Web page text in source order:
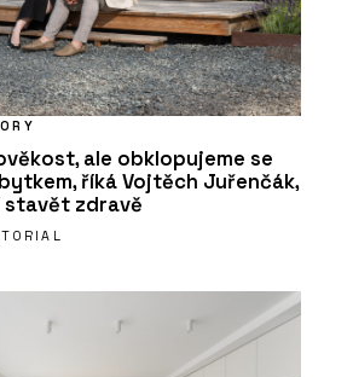
ale obklopujeme se
říká Vojtěch Juřenčák,
stavět zdravě